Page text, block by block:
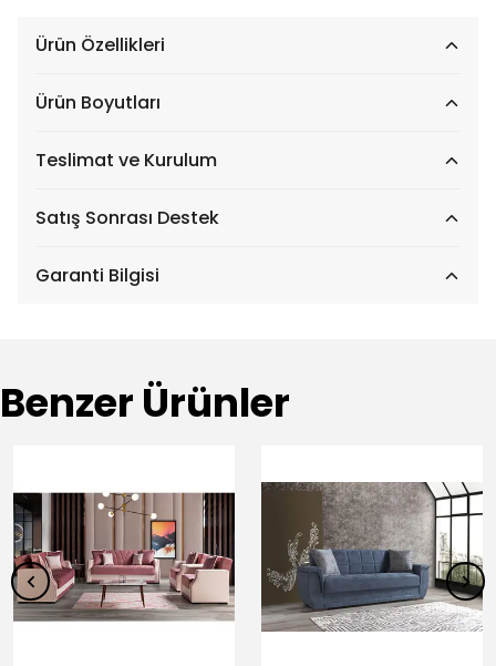
Ürün Özellikleri
Ürün Boyutları
Teslimat ve Kurulum
Satış Sonrası Destek
Garanti Bilgisi
Benzer Ürünler